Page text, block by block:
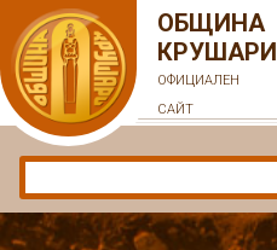
ОБЩИНА
КРУШАРИ
ОФИЦИАЛЕН
САЙТ